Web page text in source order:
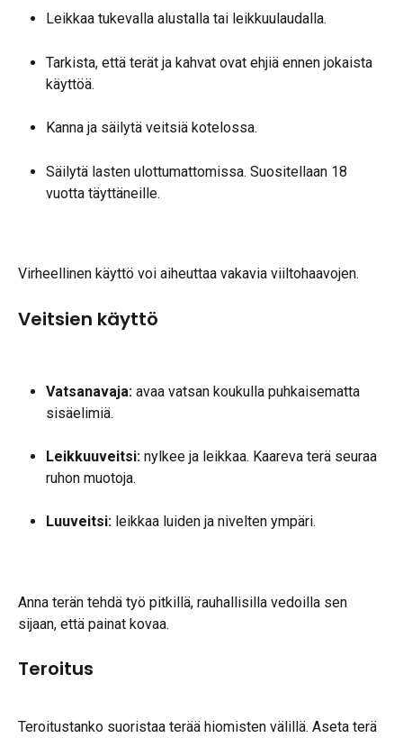
Leikkaa tukevalla alustalla tai leikkuulaudalla.
Tarkista, että terät ja kahvat ovat ehjiä ennen jokaista
käyttöä.
Kanna ja säilytä veitsiä kotelossa.
Säilytä lasten ulottumattomissa. Suositellaan 18
vuotta täyttäneille.
Virheellinen käyttö voi aiheuttaa vakavia viiltohaavojen.
Veitsien käyttö
Vatsanavaja: avaa vatsan koukulla puhkaisematta
sisäelimiä.
Leikkuuveitsi: nylkee ja leikkaa. Kaareva terä seuraa
ruhon muotoja.
Luuveitsi: leikkaa luiden ja nivelten ympäri.
Anna terän tehdä työ pitkillä, rauhallisilla vedoilla sen
sijaan, että painat kovaa.
Teroitus
Teroitustanko suoristaa terää hiomisten välillä. Aseta terä